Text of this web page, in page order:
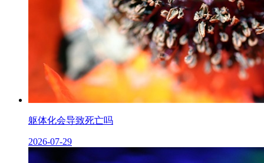
躯体化会导致死亡吗
2026-07-29